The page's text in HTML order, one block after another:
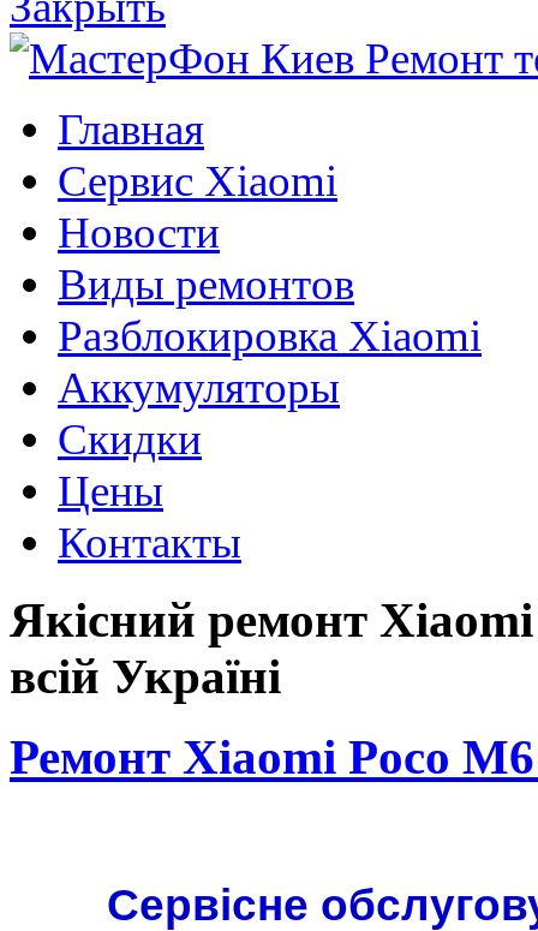
Главная
Сервис Xiaomi
Новости
Виды ремонтов
Разблокировка Xiaomi
Аккумуляторы
Скидки
Цены
Контакты
Якісний ремонт
всій Україні
Ремонт Xiaomi Poco
Сервісне